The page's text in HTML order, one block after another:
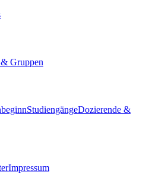
Gruppen
StudiengängeDozierende &
Impressum